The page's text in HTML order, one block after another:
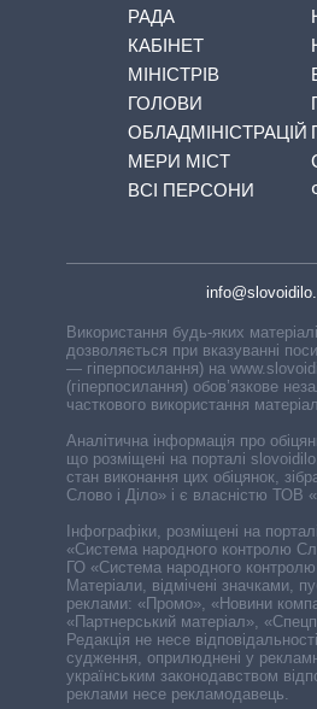
РАДА
КАБІНЕТ
МІНІСТРІВ
ГОЛОВИ
ОБЛАДМІНІСТРАЦІЙ
МЕРИ МІСТ
ВСІ ПЕРСОНИ
Використання будь-яких
дозволяється при вказуванні
— гіперпосилання) на
(гіперпосилання) обов’язкове
часткового використання
Аналітична інформація про
що розміщені на порталі
стан виконання цих обіцянок,
Слово і Діло» і є власністю ТОВ
Інфографіки, розміщені на
«Система народного контролю
ГО «Система народного
Матеріали, відмічені значками,
реклами: «Промо», «Новини
«Партнерський матеріал»,
Редакція не несе
судження, оприлюднені у
українським законодавством
реклами несе рекламодавець.